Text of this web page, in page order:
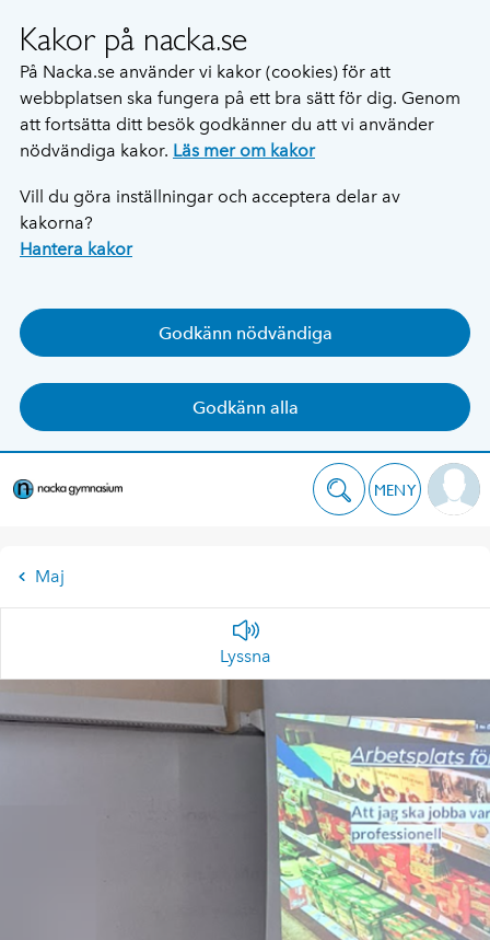
Kakor på nacka.se
På Nacka.se använder vi kakor (cookies) för att
webbplatsen ska fungera på ett bra sätt för dig. Genom
att fortsätta ditt besök godkänner du att vi använder
nödvändiga kakor. Läs mer om kakor
Vill du göra inställningar och acceptera delar av
kakorna?
Hantera kakor
Godkänn nödvändiga
Godkänn alla
MENY
Maj
Lyssna